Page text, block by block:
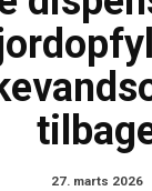
27. marts 2026